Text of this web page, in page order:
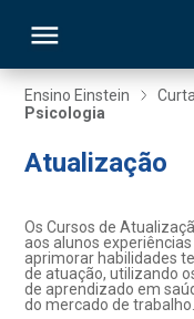
Ensino Einstein
Psicologia
Atualização
Os Cursos de
aos alunos
aprimorar habilidades
de atuação, utilizando
de aprendizado em
do mercado de trabalho.